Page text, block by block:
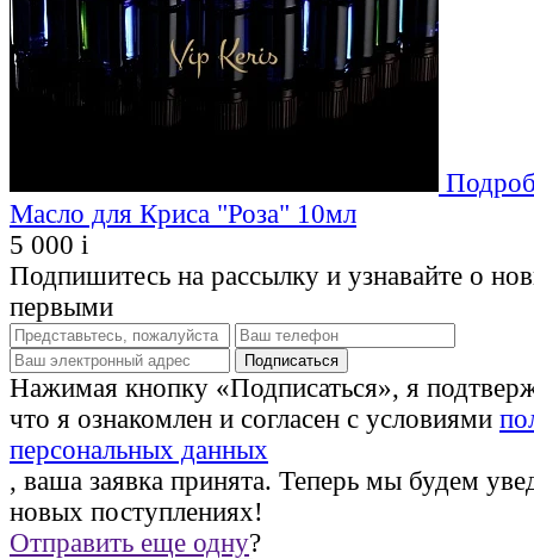
Масло для Криса "Роза" 10мл
5 000 i
Подпишитесь на рассылку и узнавайте о
первыми
Нажимая кнопку «Подписаться», я
что я ознакомлен и согласен с условиями
персональных данных
, ваша заявка принята. Теперь мы будем
новых поступлениях!
Отправить еще одну?